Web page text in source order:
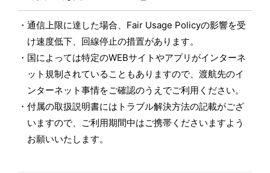
通信上限に達した場合、Fair Usage Policyの影響を受
け速度低下、回線停止の措置があります。
国によっては特定のWEBサイトやアプリがインターネ
ット規制されていることもありますので、渡航先のイ
ンターネット事情をご確認のうえでご利用ください。
付属の取扱説明書にはトラブル解決方法の記載がござ
いますので、ご利用期間中はご携帯くださいますよう
お願いいたします。